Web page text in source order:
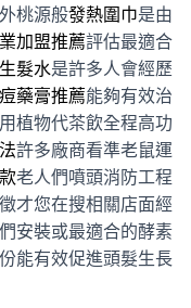
桃源般發熱圍巾是由
加盟推薦評估最適合
生髮水是許多人會經歷
藥膏推薦能夠有效治
植物代茶飲全程高功
許多廠商看準老鼠運
老人們噴頭消防工程
才您在搜相關店面經
安裝或最適合的酵素
能有效促進頭髮生長